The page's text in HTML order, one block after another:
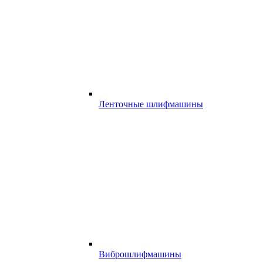
Ленточные шлифмашины
Виброшлифмашины